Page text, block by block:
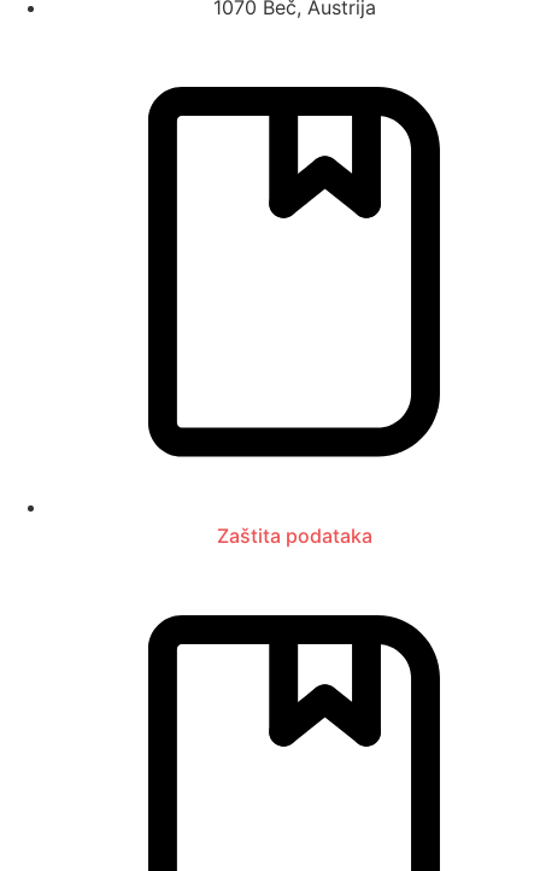
1070 Beč, Austrija
Zaštita podataka